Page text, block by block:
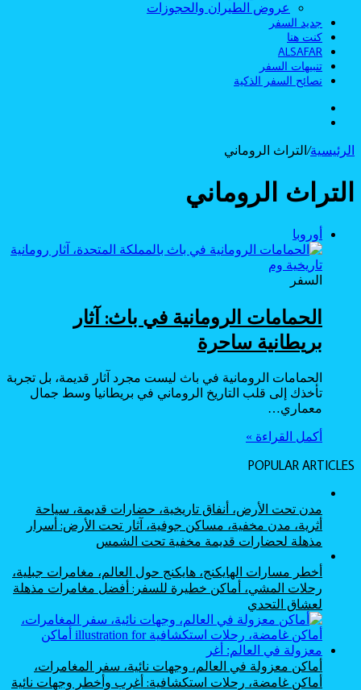
عروض الطيران والحجوزات
جديد السفر
كنت هنا
ALSAFAR
تنبيهات السفر
نصائح السفر الذكية
الرئيسية/ التراث الروماني
التراث الروماني
أوروبا
السفر
الحمامات الرومانية في باث: آثار
بريطانية ساحرة
الحمامات الرومانية في باث ليست مجرد آثار قديمة، بل تجربة
تأخذك إلى قلب التاريخ الروماني في بريطانيا وسط جمال
معماري…
أكمل القراءة »
POPULAR ARTICLES
مدن تحت الأرض، أنفاق تاريخية، حضارات قديمة، سياحة
أثرية، مدن مخفية، مساكن جوفية، آثار تحت الأرض: أسرار
مذهلة لحضارات قديمة مخفية تحت الشمس
أخطر مسارات الهايكنج، هايكنج حول العالم، مغامرات جبلية،
رحلات المشي، أماكن خطيرة للسفر: أفضل مغامرات مذهلة
لعشاق التحدي
أماكن معزولة في العالم، وجهات نائية، سفر المغامرات،
أماكن غامضة، رحلات استكشافية: أغرب وأخطر وجهات نائية